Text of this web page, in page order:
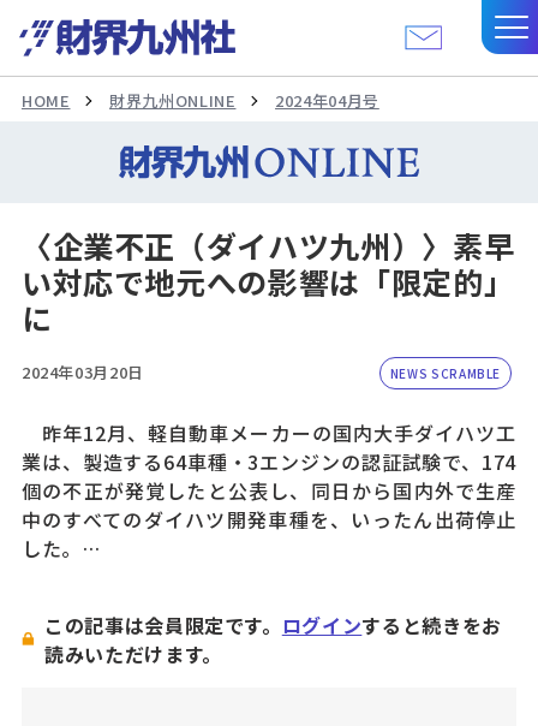
HOME 財界九州ONLINE 2024年04月号
〈企業不正（ダイハツ九州）〉素早
い対応で地元への影響は「限定的」
に
2024年03月20日 NEWS SCRAMBLE
昨年12月、軽自動車メーカーの国内大手ダイハツ工
業は、製造する64車種・3エンジンの認証試験で、174
個の不正が発覚したと公表し、同日から国内外で生産
中のすべてのダイハツ開発車種を、いったん出荷停止
した。…
この記事は会員限定です。 ログインすると続きをお
読みいただけます。